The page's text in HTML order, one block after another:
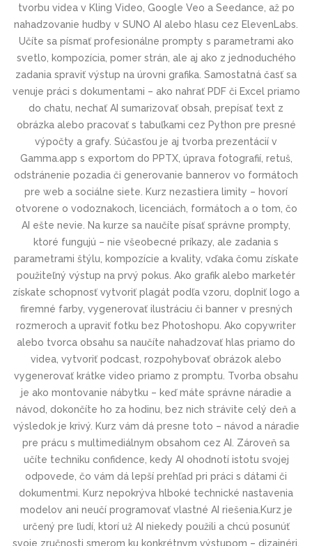
tvorbu videa v Kling Video, Google Veo a Seedance, až po
nahadzovanie hudby v SUNO AI alebo hlasu cez ElevenLabs.
Učíte sa písmať profesionálne prompty s parametrami ako
svetlo, kompozícia, pomer strán, ale aj ako z jednoduchého
zadania spraviť výstup na úrovni grafika. Samostatná časť sa
venuje práci s dokumentami – ako nahrať PDF či Excel priamo
do chatu, nechať AI sumarizovať obsah, prepísať text z
obrázka alebo pracovať s tabuľkami cez Python pre presné
výpočty a grafy. Súčasťou je aj tvorba prezentácií v
Gamma.app s exportom do PPTX, úprava fotografií, retuš,
odstránenie pozadia či generovanie bannerov vo formátoch
pre web a sociálne siete. Kurz nezastiera limity – hovorí
otvorene o vodoznakoch, licenciách, formátoch a o tom, čo
AI ešte nevie. Na kurze sa naučíte písať správne prompty,
ktoré fungujú – nie všeobecné príkazy, ale zadania s
parametrami štýlu, kompozície a kvality, vďaka čomu získate
použiteľný výstup na prvý pokus. Ako grafik alebo marketér
získate schopnosť vytvoriť plagát podľa vzoru, doplniť logo a
firemné farby, vygenerovať ilustráciu či banner v presných
rozmeroch a upraviť fotku bez Photoshopu. Ako copywriter
alebo tvorca obsahu sa naučíte nahadzovať hlas priamo do
videa, vytvoriť podcast, rozpohybovať obrázok alebo
vygenerovať krátke video priamo z promptu. Tvorba obsahu
je ako montovanie nábytku – keď máte správne náradie a
návod, dokončíte ho za hodinu, bez nich strávite celý deň a
výsledok je krivý. Kurz vám dá presne toto – návod a náradie
pre prácu s multimediálnym obsahom cez AI. Zároveň sa
učíte techniku confidence, kedy AI ohodnotí istotu svojej
odpovede, čo vám dá lepší prehľad pri práci s dátami či
dokumentmi. Kurz nepokrýva hlboké technické nastavenia
modelov ani neučí programovať vlastné AI riešenia.Kurz je
určený pre ľudí, ktorí už AI niekedy použili a chcú posunúť
svoje zručnosti smerom ku konkrétnym výstupom – dizajnéri,